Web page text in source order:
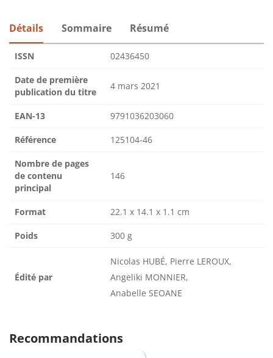
Détails Sommaire Résumé
ISSN 02436450
Date de première
publication du titre
4 mars 2021
EAN-13 9791036203060
Référence 125104-46
Nombre de pages
de contenu
principal
146
Format 22.1 x 14.1 x 1.1 cm
Poids 300 g
Édité par
Nicolas HUBÉ, Pierre LEROUX,
Angeliki MONNIER,
Anabelle SEOANE
Recommandations